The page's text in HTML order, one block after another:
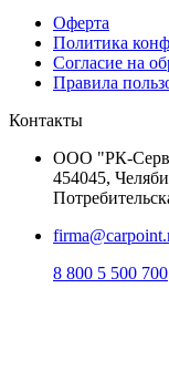
Оферта
Политика
Согласие на
Правила
Контакты
ООО "РК-
454045,
8 800 5 500 700